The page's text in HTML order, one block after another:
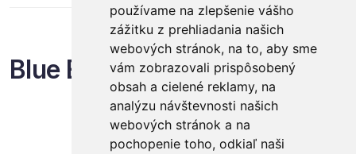
používame na zlepšenie vášho
zážitku z prehliadania našich
webových stránok, na to, aby sme
vám zobrazovali prispôsobený
obsah a cielené reklamy, na
analýzu návštevnosti našich
webových stránok a na
pochopenie toho, odkiaľ naši
Blue Events